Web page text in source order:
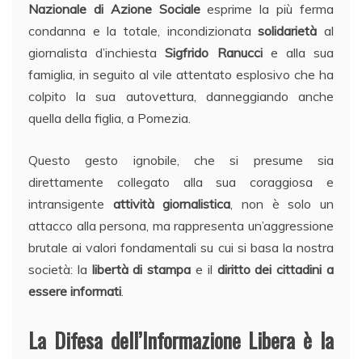
Nazionale di Azione Socialeesprime la più ferma
condanna e la totale, incondizionatasolidarietà al
giornalista d’inchiestaSigfrido Ranuccie alla sua
famiglia, in seguito al vile attentato esplosivo che ha
colpito la sua autovettura, danneggiando anche
quella della figlia, a Pomezia.
Questo gesto ignobile, che si presume sia
direttamente collegato alla sua coraggiosa e
intransigente attività giornalistica, non è solo un
attacco alla persona, ma rappresenta un’aggressione
brutale ai valori fondamentali su cui si basa la nostra
società: la libertà di stampa e il diritto dei cittadini a
essere informati.
La Difesa dell’Informazione Libera è la